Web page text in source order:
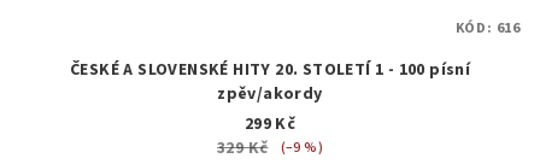
ČESKÉ A SLOVENSKÉ HITY 20. STOLETÍ 1 - 100 písní
zpěv/akordy
299 Kč
329 Kč
(–9 %)
KÓD: 616